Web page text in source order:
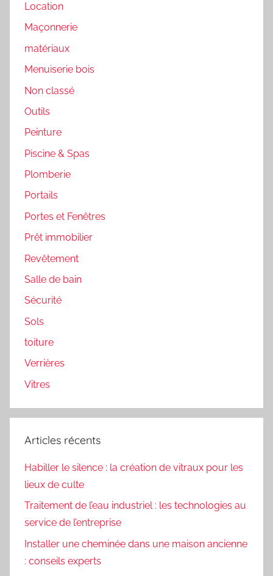
Location
Maçonnerie
matériaux
Menuiserie bois
Non classé
Outils
Peinture
Piscine & Spas
Plomberie
Portails
Portes et Fenêtres
Prêt immobilier
Revêtement
Salle de bain
Sécurité
Sols
toiture
Verrières
Vitres
Articles récents
Habiller le silence : la création de vitraux pour les
lieux de culte
Traitement de l’eau industriel : les technologies au
service de l’entreprise
Installer une cheminée dans une maison ancienne
: conseils experts